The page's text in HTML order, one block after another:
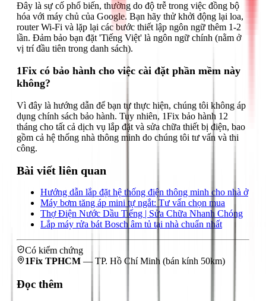
Đây là sự cố phổ biến, thường do độ trễ trong việc đồng bộ
hóa với máy chủ của Google. Bạn hãy thử khởi động lại loa,
router Wi-Fi và lặp lại các bước thiết lập ngôn ngữ thêm 1-2
lần. Đảm bảo bạn đặt 'Tiếng Việt' là ngôn ngữ chính (nằm ở
vị trí đầu tiên trong danh sách).
1Fix có bảo hành cho việc cài đặt phần mềm này
không?
Vì đây là hướng dẫn để bạn tự thực hiện, chúng tôi không áp
dụng chính sách bảo hành. Tuy nhiên, 1Fix bảo hành 12
tháng cho tất cả dịch vụ lắp đặt và sửa chữa thiết bị điện, bao
gồm cả hệ thống nhà thông minh do chúng tôi tư vấn và thi
công.
Bài viết liên quan
Hướng dẫn lắp đặt hệ thống điện thông minh cho nhà ở
Máy bơm tăng áp mini tự ngắt: Tư vấn chọn mua
Thợ Điện Nước Dầu Tiếng | Sửa Chữa Nhanh Chóng
Lắp máy rửa bát Bosch âm tủ tại nhà chuẩn nhất
Có kiểm chứng
1Fix TPHCM — TP. Hồ Chí Minh (bán kính 50km)
Đọc thêm